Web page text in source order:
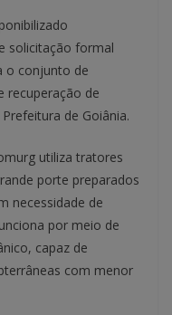
solicitação formal
o conjunto de
recuperação de
de Goiânia.
utiliza tratores
porte preparados
necessidade de
por meio de
capaz de
com menor